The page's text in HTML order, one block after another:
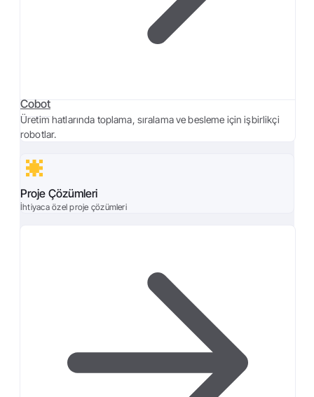
Cobot
Üretim hatlarında toplama, sıralama ve besleme için işbirlikçi
robotlar.
Proje Çözümleri
İhtiyaca özel proje çözümleri